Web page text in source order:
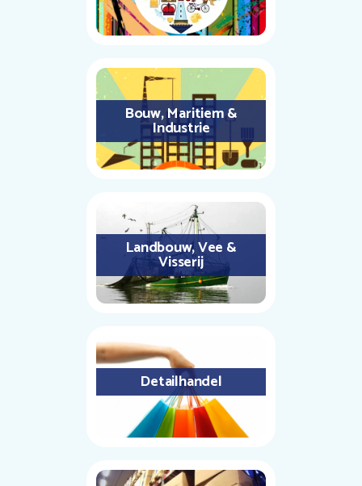
Bouw, Maritiem &
Industrie
Landbouw, Vee &
Visserij
Detailhandel